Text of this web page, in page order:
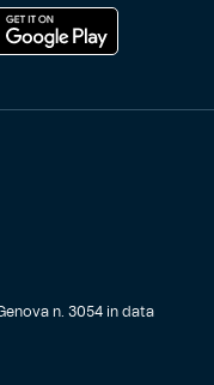
n. 3054 in data